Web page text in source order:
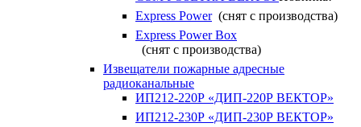
Express Power(снят с производства)
Express Power Box
(снят с производства)
Извещатели пожарные адресные
радиоканальные
ИП212-220Р «ДИП-220Р ВЕКТОР»
ИП212-230Р «ДИП-230Р ВЕКТОР»